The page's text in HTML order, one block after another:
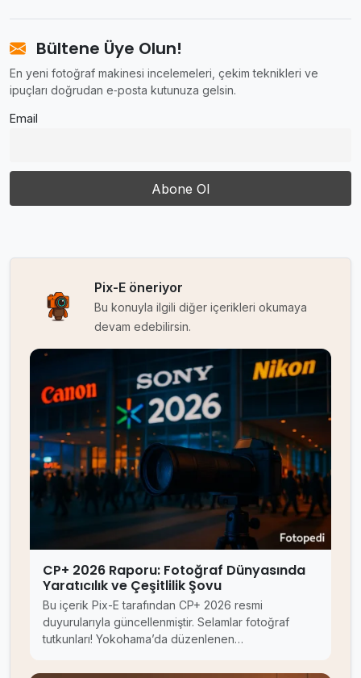
Bültene Üye Olun!
En yeni fotoğraf makinesi incelemeleri, çekim teknikleri ve
ipuçları doğrudan e‑posta kutunuza gelsin.
Email
Pix-E öneriyor
Bu konuyla ilgili diğer içerikleri okumaya
devam edebilirsin.
CP+ 2026 Raporu: Fotoğraf Dünyasında
Yaratıcılık ve Çeşitlilik Şovu
Bu içerik Pix-E tarafından CP+ 2026 resmi
duyurularıyla güncellenmiştir. Selamlar fotoğraf
tutkunları! Yokohama’da düzenlenen…